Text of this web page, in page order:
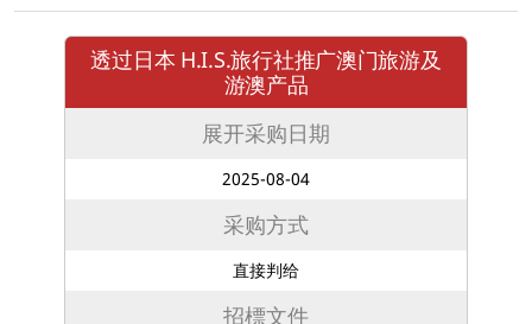
透过日本 H.I.S.旅行社推广澳门旅游及
游澳产品
展开采购日期
2025-08-04
采购方式
直接判给
招標文件